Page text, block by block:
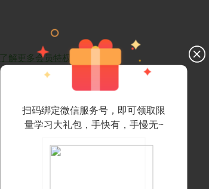
了解更多会员特权
，我们会尽快给您回复
扫码绑定微信服务号，即可领取限
量学习大礼包，手快有，手慢无~